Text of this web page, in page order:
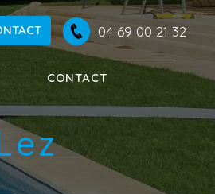
04 69 00 21 32
CONTACT